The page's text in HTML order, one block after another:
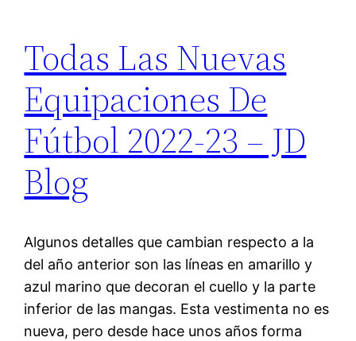
Todas Las Nuevas
Equipaciones De
Fútbol 2022-23 – JD
Blog
Algunos detalles que cambian respecto a la
del año anterior son las líneas en amarillo y
azul marino que decoran el cuello y la parte
inferior de las mangas. Esta vestimenta no es
nueva, pero desde hace unos años forma